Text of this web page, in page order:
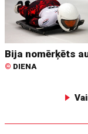
Bija nomērķēts
© DIENA